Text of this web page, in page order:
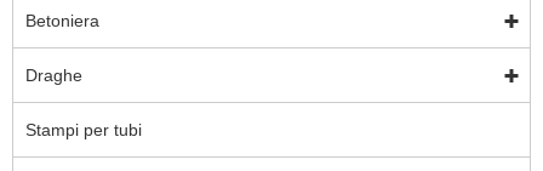
Betoniera
Draghe
Stampi per tubi